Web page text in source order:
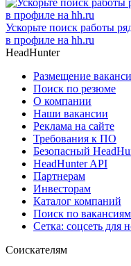
Ускорьте поиск работы
в профиле на hh.ru
HeadHunter
Размещение
Поиск по резюме
О компании
Наши вакансии
Реклама на сайте
Требования к ПО
Безопасный
HeadHunter API
Партнерам
Инвесторам
Каталог компаний
Поиск по
Сетка: соцсеть для
Соискателям